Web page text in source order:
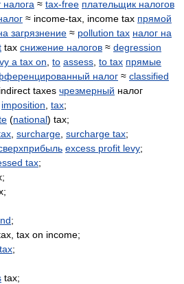
≈ tax-free плательщик налогов
≈ income-tax, income tax прямой
загрязнение ≈ pollution tax налог на
tax снижение налогов ≈ degression
a tax on to assess to tax прямые
налог ≈ classified
taxes чрезмерный налог
imposition tax;
(national) tax;
surcharge surcharge tax;
excess profit levy;
tax;
;
tax on income;
;
tax;